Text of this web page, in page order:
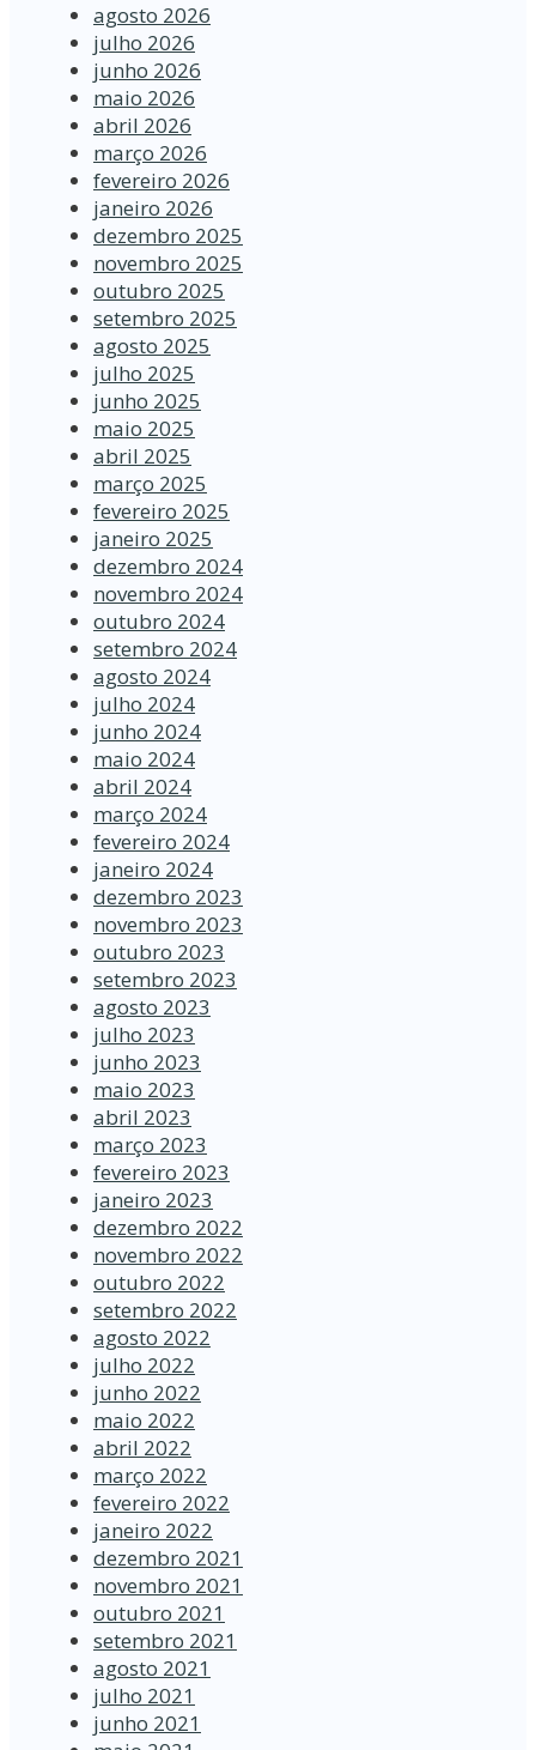
agosto 2026
julho 2026
junho 2026
maio 2026
abril 2026
março 2026
fevereiro 2026
janeiro 2026
dezembro 2025
novembro 2025
outubro 2025
setembro 2025
agosto 2025
julho 2025
junho 2025
maio 2025
abril 2025
março 2025
fevereiro 2025
janeiro 2025
dezembro 2024
novembro 2024
outubro 2024
setembro 2024
agosto 2024
julho 2024
junho 2024
maio 2024
abril 2024
março 2024
fevereiro 2024
janeiro 2024
dezembro 2023
novembro 2023
outubro 2023
setembro 2023
agosto 2023
julho 2023
junho 2023
maio 2023
abril 2023
março 2023
fevereiro 2023
janeiro 2023
dezembro 2022
novembro 2022
outubro 2022
setembro 2022
agosto 2022
julho 2022
junho 2022
maio 2022
abril 2022
março 2022
fevereiro 2022
janeiro 2022
dezembro 2021
novembro 2021
outubro 2021
setembro 2021
agosto 2021
julho 2021
junho 2021